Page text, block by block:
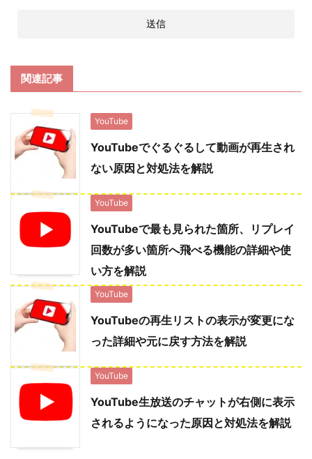
関連記事
YouTube
YouTubeでぐるぐるして動画が再生され
ない原因と対処法を解説
YouTube
YouTubeで最も見られた箇所、リプレイ
回数が多い箇所へ飛べる機能の詳細や使
い方を解説
YouTube
YouTubeの再生リストの表示が変更にな
った詳細や元に戻す方法を解説
YouTube
YouTube生放送のチャットが右側に表示
されるようになった原因と対処法を解説